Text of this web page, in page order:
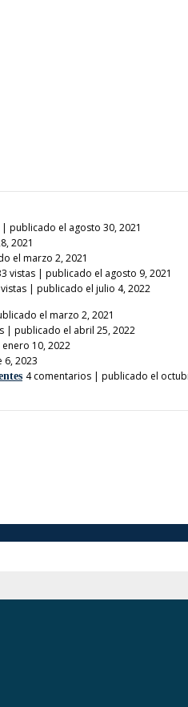
| publicado el agosto 30, 2021
2021
el marzo 2, 2021
vistas | publicado el agosto 9, 2021
| publicado el julio 4, 2022
el marzo 2, 2021
| publicado el abril 25, 2022
10, 2022
2023
4 comentarios | publicado el